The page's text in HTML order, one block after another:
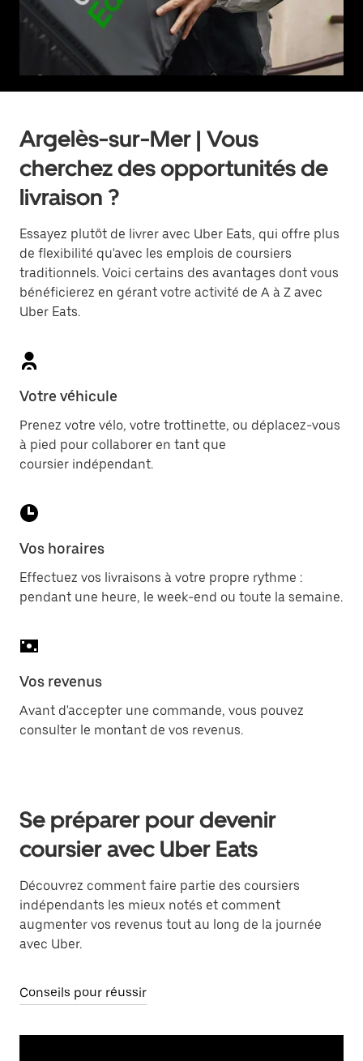
Argelès-sur-Mer | Vous
cherchez des opportunités de
livraison ?
Essayez plutôt de livrer avec Uber Eats, qui offre plus
de flexibilité qu'avec les emplois de coursiers
traditionnels. Voici certains des avantages dont vous
bénéficierez en gérant votre activité de A à Z avec
Uber Eats.
Votre véhicule
Prenez votre vélo, votre trottinette, ou déplacez-vous
à pied pour collaborer en tant que
coursier indépendant.
Vos horaires
Effectuez vos livraisons à votre propre rythme :
pendant une heure, le week-end ou toute la semaine.
Vos revenus
Avant d'accepter une commande, vous pouvez
consulter le montant de vos revenus.
Se préparer pour devenir
coursier avec Uber Eats
Découvrez comment faire partie des coursiers
indépendants les mieux notés et comment
augmenter vos revenus tout au long de la journée
avec Uber.
Conseils pour réussir